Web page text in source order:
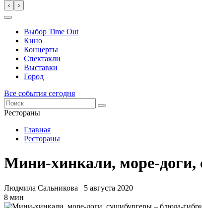
‹ ›
Выбор Time Out
Кино
Концерты
Спектакли
Выставки
Город
Все события сегодня
Рестораны
Главная
Рестораны
Мини-хинкали, море-доги,
Людмила Сальникова
5 августа 2020
8 мин